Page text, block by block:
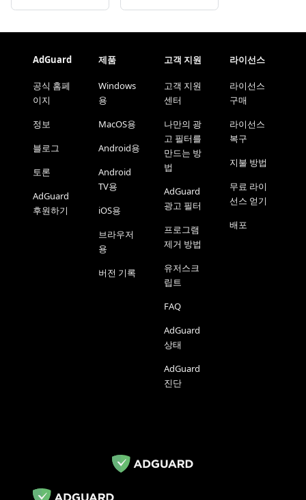
AdGuard
공식 홈페
이지
정보
블로그
토론
AdGuard
후원하기
제품
Windows
용
MacOS용
Android용
Android
TV용
iOS용
브라우저
용
버전 기록
고객 지원
고객 지원
센터
나만의 광
고 필터를
만드는 방
법
AdGuard
광고 필터
프로그램
제거 방법
유저스크
립트
FAQ
AdGuard
상태
AdGuard
진단
라이선스
라이선스
구매
라이선스
복구
지불 방법
무료 라이
선스 얻기
배포